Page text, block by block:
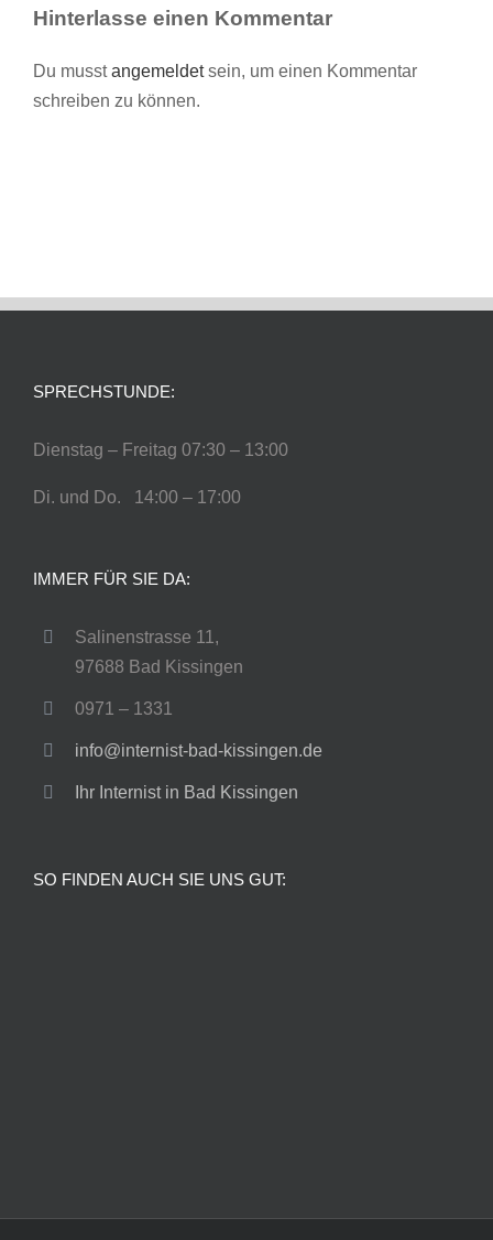
Hinterlasse einen Kommentar
Du musstangemeldetsein, um einen Kommentar
schreiben zu können.
SPRECHSTUNDE:
Dienstag – Freitag 07:30 – 13:00
Di. und Do. 14:00 – 17:00
IMMER FÜR SIE DA:
Salinenstrasse 11,
97688 Bad Kissingen
0971 – 1331
info@internist-bad-kissingen.de
Ihr Internist in Bad Kissingen
SO FINDEN AUCH SIE UNS GUT: